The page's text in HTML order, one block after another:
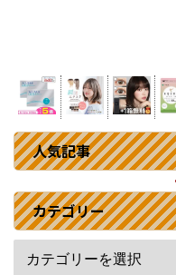
人気記事
カテゴリー